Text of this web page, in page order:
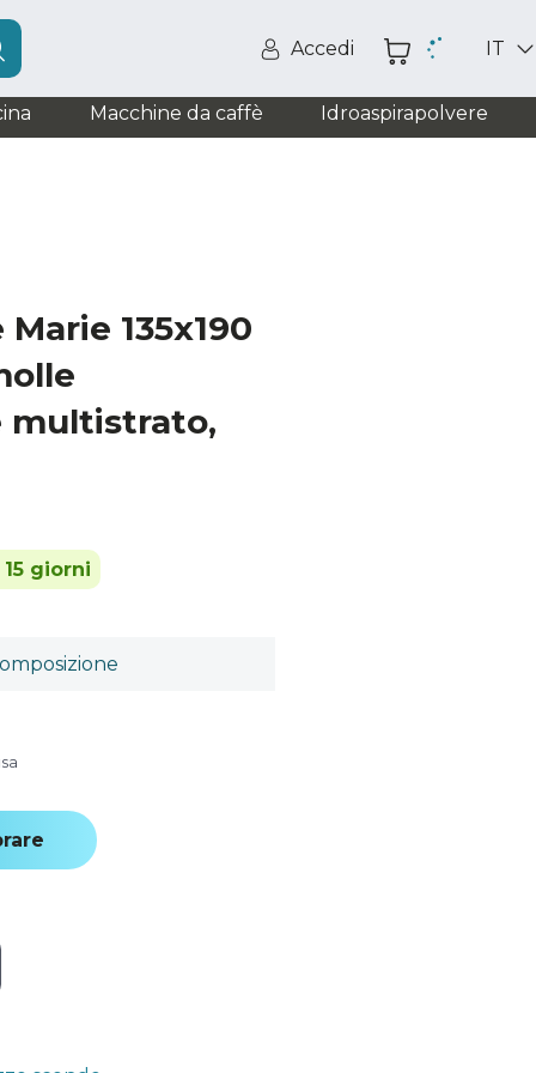
Accedi IT
Macchine da caffè Idroaspirapolvere
135x190
multistrato,
giorni